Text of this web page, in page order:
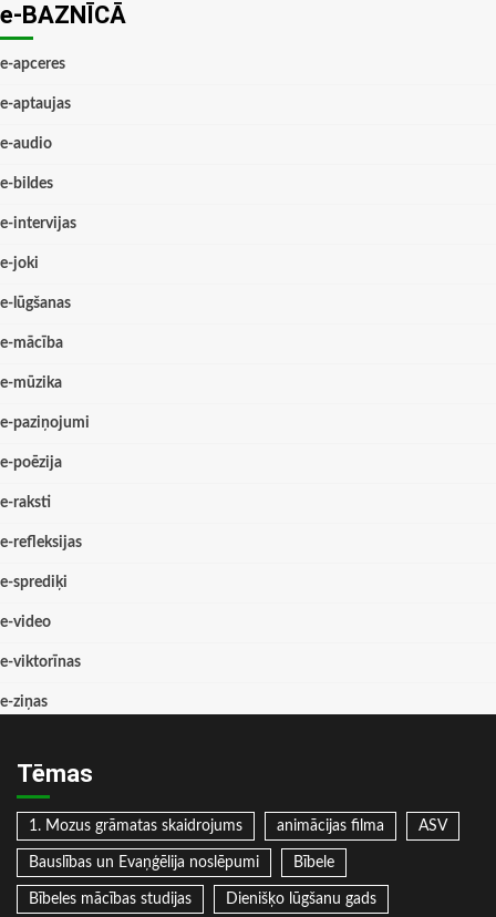
e-BAZNĪCĀ
e-apceres
e-aptaujas
e-audio
e-bildes
e-intervijas
e-joki
e-lūgšanas
e-mācība
e-mūzika
e-paziņojumi
e-poēzija
e-raksti
e-refleksijas
e-sprediķi
e-video
e-viktorīnas
e-ziņas
Tēmas
1. Mozus grāmatas skaidrojums animācijas filma ASV
Bauslības un Evaņģēlija noslēpumi Bībele
Bībeles mācības studijas Dienišķo lūgšanu gads